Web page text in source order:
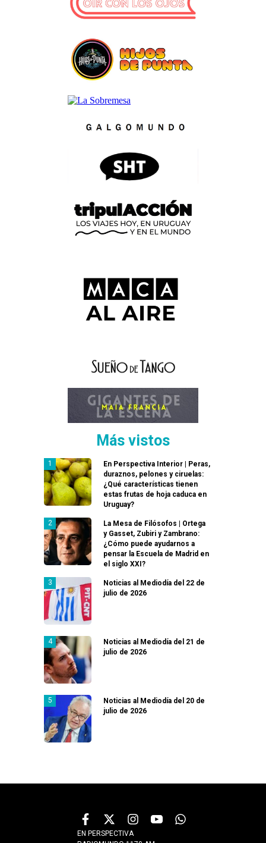
Más vistos
En Perspectiva Interior | Peras,
duraznos, pelones y ciruelas:
¿Qué características tienen
estas frutas de hoja caduca en
Uruguay?
La Mesa de Filósofos | Ortega
y Gasset, Zubiri y Zambrano:
¿Cómo puede ayudarnos a
pensar la Escuela de Madrid en
el siglo XXI?
Noticias al Mediodía del 22 de
julio de 2026
Noticias al Mediodía del 21 de
julio de 2026
Noticias al Mediodía del 20 de
julio de 2026
EN PERSPECTIVA